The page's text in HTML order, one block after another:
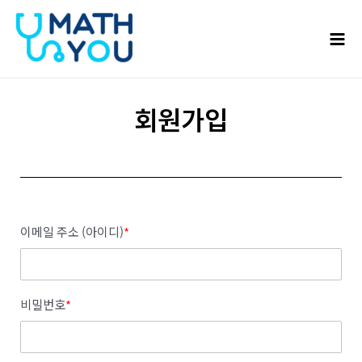
건너뛰기
회원가입
이메일 주소 (아이디)*
비밀번호*